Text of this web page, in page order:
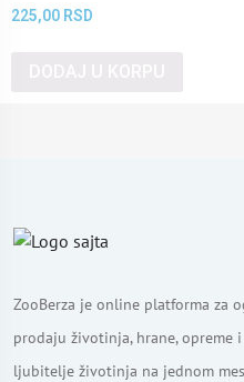
225,00 RSD
ZooBerza je online platforma za
prodaju životinja, hrane, opreme
ljubitelje životinja na jednom